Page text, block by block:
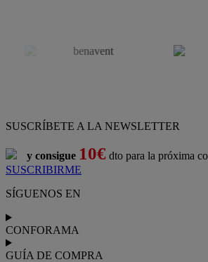
SUSCRÍBETE A LA NEWSLETTER
y consigue 10€ dto para la próxima
SUSCRIBIRME
SÍGUENOS EN
CONFORAMA
GUÍA DE COMPRA